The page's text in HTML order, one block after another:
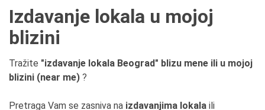
Izdavanje lokala u mojoj
blizini
Tražite "izdavanje lokala Beograd" blizu mene ili u mojoj
blizini (near me) ?
Pretraga Vam se zasniva na izdavanjima lokala ili